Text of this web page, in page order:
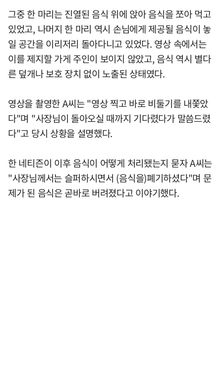
그중 한 마리는 진열된 음식 위에 앉아 음식을 쪼아 먹고
있었고, 나머지 한 마리 역시 손님에게 제공될 음식이 놓
일 공간을 이리저리 돌아다니고 있었다. 영상 속에서는
이를 제지할 가게 주인이 보이지 않았고, 음식 역시 별다
른 덮개나 보호 장치 없이 노출된 상태였다.
영상을 촬영한 A씨는 "영상 찍고 바로 비둘기를 내쫓았
다"며 "사장님이 돌아오실 때까지 기다렸다가 말씀드렸
다"고 당시 상황을 설명했다.
한 네티즌이 이후 음식이 어떻게 처리됐는지 묻자 A씨는
"사장님께서는 슬퍼하시면서 (음식을)폐기하셨다"며 문
제가 된 음식은 곧바로 버려졌다고 이야기했다.